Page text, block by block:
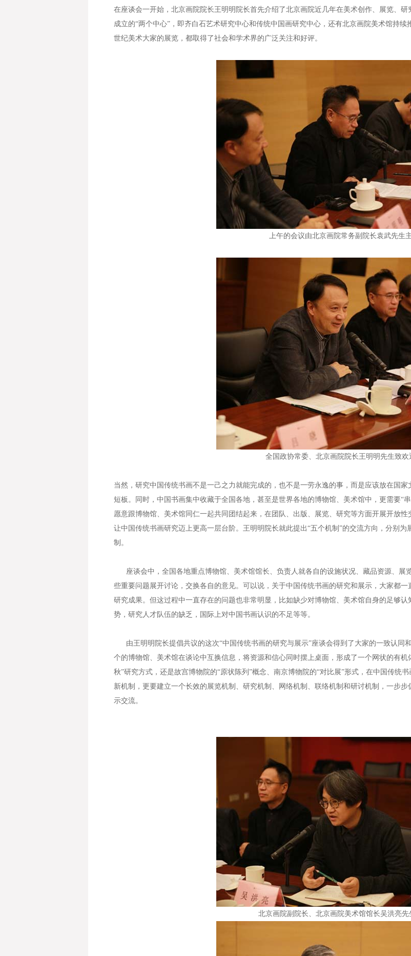
在座谈会一开始，北京画院院长王明明院长首先介绍了北京画院近几年在美术创作、展览、
成立的“两个中心”，即齐白石艺术研究中心和传统中国画研究中心，还有北京画院美术馆持
世纪美术大家的展览，都取得了社会和学术界的广泛关注和好评。
上午的会议由北京画院常务副院长袁武先生
全国政协常委、北京画院院长王明明先生致欢
当然，研究中国传统书画不是一己之力就能完成的，也不是一劳永逸的事，而是应该放在国
短板。同时，中国书画集中收藏于全国各地，甚至是世界各地的博物馆、美术馆中，更需要“
愿意跟博物馆、美术馆同仁一起共同团结起来，在团队、出版、展览、研究等方面开展开放
让中国传统书画研究迈上更高一层台阶。王明明院长就此提出“五个机制”的交流方向，分别
制。
座谈会中，全国各地重点博物馆、美术馆馆长、负责人就各自的设施状况、藏品资源、展
些重要问题展开讨论，交换各自的意见。可以说，关于中国传统书画的研究和展示，大家都
研究成果。但这过程中一直存在的问题也非常明显，比如缺少对博物馆、美术馆自身的足够
势，研究人才队伍的缺乏，国际上对中国书画认识的不足等等。
由王明明院长提倡共议的这次“中国传统书画的研究与展示”座谈会得到了大家的一致认同
个的博物馆、美术馆在谈论中互换信息，将资源和信心同时摆上桌面，形成了一个网状的有
秋”研究方式，还是故宫博物院的“原状陈列”概念、南京博物院的“对比展”形式，在中国传统
新机制，更要建立一个长效的展览机制、研究机制、网络机制、联络机制和研讨机制，一步
示交流。
北京画院副院长、北京画院美术馆馆长吴洪亮先